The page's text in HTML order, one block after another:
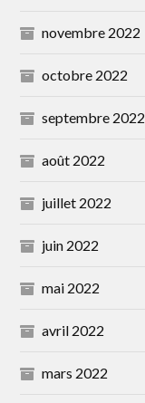
novembre 2022
octobre 2022
septembre 2022
août 2022
juillet 2022
juin 2022
mai 2022
avril 2022
mars 2022